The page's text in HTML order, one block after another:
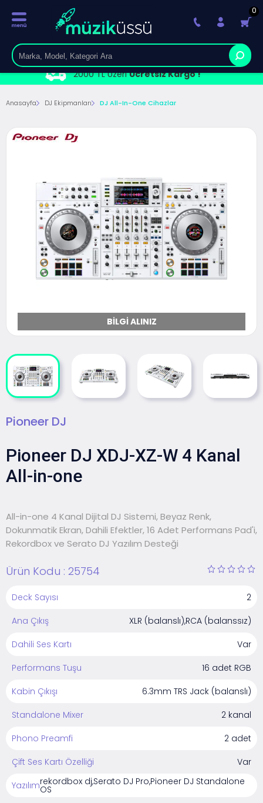
2000 TL ÜzeriÜcretsiz Kargo !
0
Anasayfa DJ Ekipmanları DJ All-In-One Cihazlar
BILGI ALINIZ
Pioneer DJ
Pioneer DJ XDJ-XZ-W 4 Kanal
All-in-one
All-in-one 4 Kanal Dijital DJ Sistemi, Beyaz Renk,
Dokunmatik Ekran, Dahili Efektler, 16 Adet Performans Pad'i,
Rekordbox ve Serato DJ Yazılım Desteği
Ürün Kodu : 25754
Deck Sayısı
2
Ana Çıkış
XLR (balanslı),RCA (balanssız)
Dahili Ses Kartı
Var
Performans Tuşu
16 adet RGB
Kabin Çıkışı
6.3mm TRS Jack (balanslı)
Standalone Mixer
2 kanal
Phono Preamfi
2 adet
Çift Ses Kartı Özelliği
Var
Yazılımrekordbox dj,Serato DJ Pro,Pioneer DJ Standalone
OS